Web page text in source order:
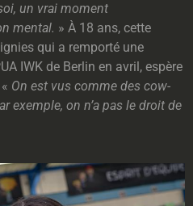
un vrai moment
mental. » À 18 ans, cette
qui a remporté une
IWK de Berlin en avril, espère
On est vus comme des cow-
exemple, on n’a pas le droit de